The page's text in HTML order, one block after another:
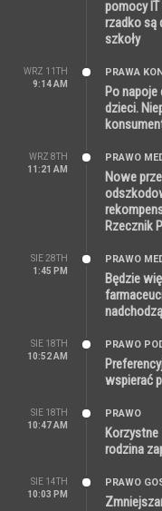
pomocy
rzadko są
szkoły
WRZ 11TH
9:14 AM
PRAWA
Po
dzieci.
WRZ 8TH
11:21 AM
PRAWO
Nowe
Rzecznik
SIE 28TH
1:45 PM
PRAWO
Będzie
SIE 18TH
10:52 AM
PRAWO
wspierać
SIE 18TH
10:47 AM
PRAWO
Korzystne
rodzina
SIE 14TH
10:03 PM
PRAWO